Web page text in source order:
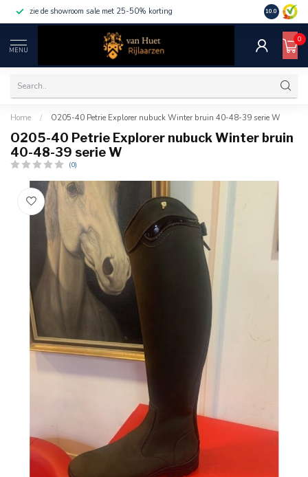
zie de showroom sale met 25-50% korting 10.0
MENU
0
Home / O205-40 Petrie Explorer nubuck Winter bruin 40-48-39 serie W
O205-40 Petrie Explorer nubuck Winter bruin
40-48-39 serie W
(0)